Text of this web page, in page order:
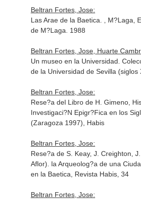
Beltran Fortes, Jose:
Las Arae de la Baetica. , M?Laga,
de M?Laga. 1988
Beltran Fortes, Jose, Huarte
Un museo en la Universidad.
de la Universidad de Sevilla (siglos
Beltran Fortes, Jose:
Rese?a del Libro de H. Gimeno,
Investigaci?N Epigr?Fica en los
(Zaragoza 1997), Habis
Beltran Fortes, Jose:
Rese?a de S. Keay, J. Creighton,
Aflor). la Arqueolog?a de una
en la Baetica, Revista Habis, 34
Beltran Fortes, Jose: